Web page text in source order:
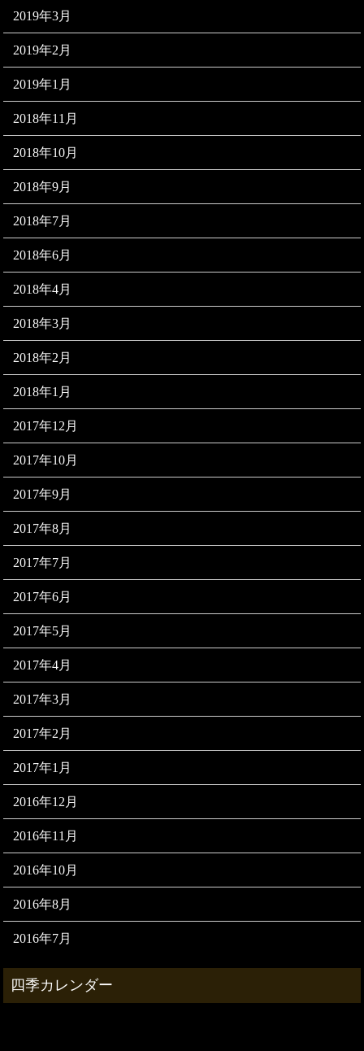
2019年3月
2019年2月
2019年1月
2018年11月
2018年10月
2018年9月
2018年7月
2018年6月
2018年4月
2018年3月
2018年2月
2018年1月
2017年12月
2017年10月
2017年9月
2017年8月
2017年7月
2017年6月
2017年5月
2017年4月
2017年3月
2017年2月
2017年1月
2016年12月
2016年11月
2016年10月
2016年8月
2016年7月